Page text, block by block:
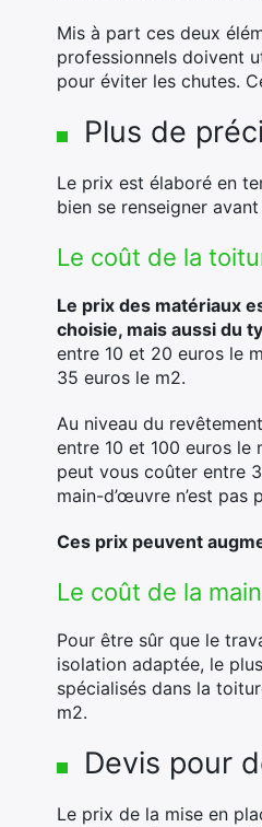
Mis à part ces deux
professionnels doivent
pour éviter les chutes.
Plus de
Le prix est élaboré en
bien se renseigner
Le coût de la
Le prix des matériaux
choisie, mais aussi du
entre 10 et 20 euros le
35 euros le m2.
Au niveau du
entre 10 et 100 euros
peut vous coûter entre
main-d’œuvre n’est pas
Ces prix peuvent
Le coût de la
Pour être sûr que le
isolation adaptée, le
spécialisés dans la
m2.
Devis pour
Le prix de la mise en